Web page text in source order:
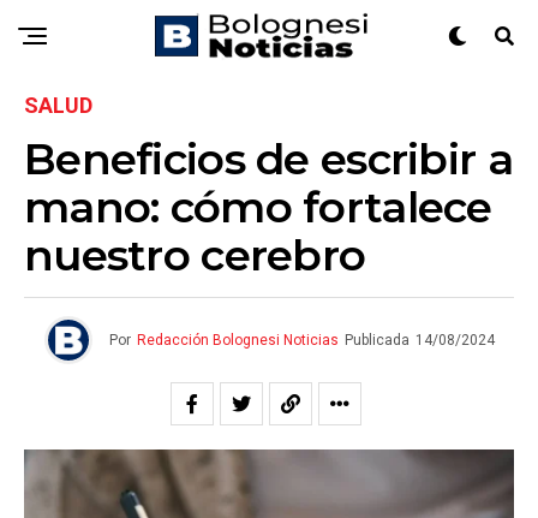
SALUD
Beneficios de escribir a
mano: cómo fortalece
nuestro cerebro
Por Redacción Bolognesi Noticias Publicada 14/08/2024